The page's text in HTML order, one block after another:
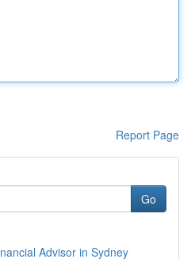
Report Page
Go
Advisor in Sydney